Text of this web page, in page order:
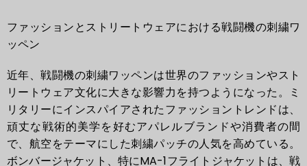
ファッションとストリートウェアにおける戦闘機の刺繍ワ
ッペン
近年、戦闘機の刺繍ワッペンは世界のファッションやスト
リートウェア文化に大きな影響力を持つようになった。ミ
リタリーにインスパイアされたファッショントレンドは、
頑丈な戦術的美学を好むアパレルブランドや消費者の間
で、航空をテーマにした刺繍パッチの人気を高めている。
ボンバージャケット、特にMA-1フライトジャケットは、戦